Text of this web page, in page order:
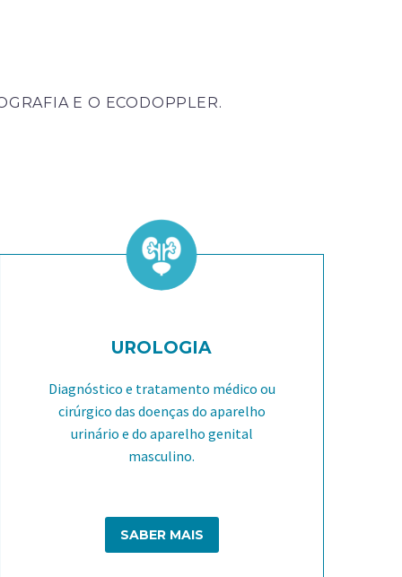
E O ECODOPPLER.
UROLOGIA
Diagnóstico e tratamento médico ou
cirúrgico das doenças do aparelho
urinário e do aparelho genital
masculino.
SABER MAIS